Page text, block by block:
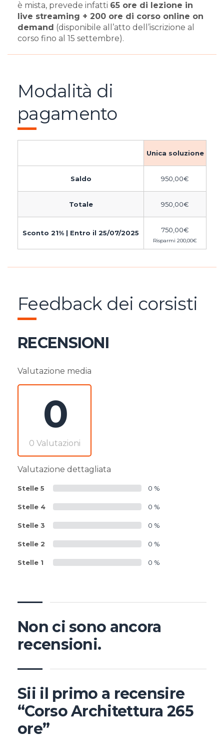
è mista, prevede infatti 65 ore di lezione in
live streaming + 200 ore di corso online on
demand (disponibile all’atto dell’iscrizione al
corso fino al 15 settembre).
Modalità di
pagamento
Unica soluzione
Saldo 950,00€
Totale 950,00€
Sconto 21% | Entro il 25/07/2025 750,00€
Risparmi 200,00€
Feedback dei corsisti
RECENSIONI
Valutazione media
0
0 Valutazioni
Valutazione dettagliata
Stelle 5 0 %
Stelle 4 0 %
Stelle 3 0 %
Stelle 2 0 %
Stelle 1 0 %
Non ci sono ancora
recensioni.
Sii il primo a recensire
“Corso Architettura 265
ore”